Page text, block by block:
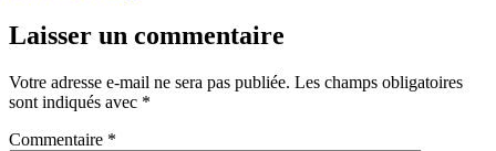
Laisser un commentaire
Votre adresse e-mail ne sera pas publiée. Les champs obligatoires
sont indiqués avec *
Commentaire *